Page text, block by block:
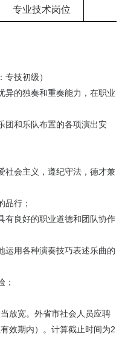
专业技术岗位
技初级）
的独奏和重奏能力，在职业
和乐队布置的各项演出安
会主义，遵纪守法，德才兼
行；
良好的职业道德和团队协作
用各种演奏技巧表述乐曲的
宽。外省市社会人员应聘
效期内）。计算截止时间为2